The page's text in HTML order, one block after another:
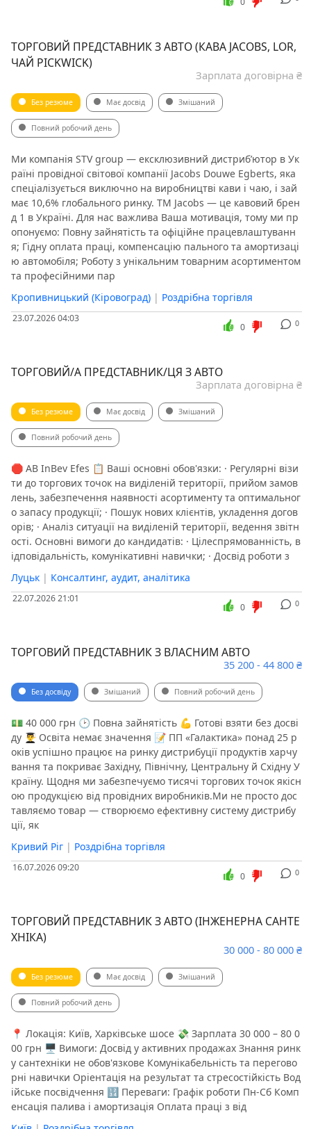
ТОРГОВИЙ ПРЕДСТАВНИК З АВТО (КАВА JACOBS, LOR,
ЧАЙ PICKWICK)
Зарплата договірна ₴
Без резюме Має досвід Змішаний
Повний робочий день
Ми компанія STV group — ексклюзивний дистриб’ютор в Ук
раїні провідної світової компанії Jacobs Douwe Egberts, яка
спеціалізується виключно на виробництві кави і чаю, і зай
має 10,6% глобального ринку. ТМ Jacobs — це кавовий брен
д 1 в Україні. Для нас важлива Ваша мотивація, тому ми пр
опонуємо: Повну зайнятість та офіційне працевлаштуванн
я; Гідну оплата праці, компенсацію пального та амортизаці
ю автомобіля; Роботу з унікальним товарним асортиментом
та професійними пар
Кропивницький (Кіровоград) | Роздрібна торгівля
23.07.2026 04:03 0
0
ТОРГОВИЙ/А ПРЕДСТАВНИК/ЦЯ З АВТО
Зарплата договірна ₴
Без резюме Має досвід Змішаний
Повний робочий день
🛑 AB InBev Efes 📋 Ваші основні обов'язки: · Регулярні візи
ти до торгових точок на виділеній території, прийом замов
лень, забезпечення наявності асортименту та оптимальног
о запасу продукції; · Пошук нових клієнтів, укладення догов
орів; · Аналіз ситуації на виділеній території, ведення звітн
ості. Основні вимоги до кандидатів: · Цілеспрямованність, в
ідповідальність, комунікативні навички; · Досвід роботи з
Луцьк | Консалтинг, аудит, аналітика
22.07.2026 21:01 0
0
ТОРГОВИЙ ПРЕДСТАВНИК З ВЛАСНИМ АВТО
35 200 - 44 800 ₴
Без досвіду Змішаний Повний робочий день
💵 40 000 грн 🕑 Повна зайнятість 💪 Готові взяти без досві
ду 👨‍🎓 Освіта немає значення 📝 ПП «Галактика» понад 25 р
оків успішно працює на ринку дистрибуції продуктів харчу
вання та покриває Західну, Північну, Центральну й Східну У
країну. Щодня ми забезпечуємо тисячі торгових точок якісн
ою продукцією від провідних виробників.Ми не просто дос
тавляємо товар — створюємо ефективну систему дистрибу
ції, як
Кривий Ріг | Роздрібна торгівля
16.07.2026 09:20 0
0
ТОРГОВИЙ ПРЕДСТАВНИК З АВТО (ІНЖЕНЕРНА САНТЕ
ХНІКА)
30 000 - 80 000 ₴
Без резюме Має досвід Змішаний
Повний робочий день
📍 Локація: Київ, Харківське шосе 💸 Зарплата 30 000 – 80 0
00 грн 🖥 Вимоги: Досвід у активних продажах Знання ринк
у сантехніки не обов'язкове Комунікабельність та перегово
рні навички Оріентація на результат та стресостійкість Вод
ійське посвідчення 🔢 Переваги: Графік роботи Пн-Сб Комп
енсація палива і амортизація Оплата праці з від